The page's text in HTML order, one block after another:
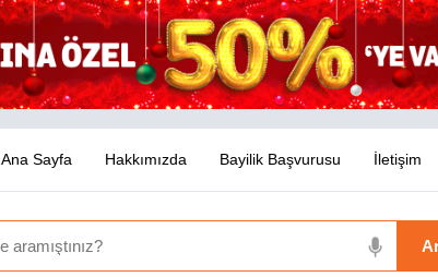
Ana Sayfa Hakkımızda Bayilik Başvurusu İletişim